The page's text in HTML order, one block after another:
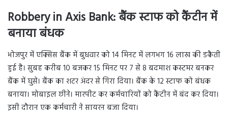
Robbery in Axis Bank: बैंक स्टाफ को कैंटीन में
बनाया बंधक
भोजपुर में एक्सिस बैंक में बुधवार को 14 मिनट में लगभग 16 लाख की डकैती
हुई है। सुबह करीब 10 बजकर 15 मिनट पर 7 से 8 बदमाश कस्टमर बनकर
बैंक में घुसे। बैंक का शटर अंदर से गिरा दिया। बैंक के 12 स्टाफ को बंधक
बनाया। मोबाइल छीने। मारपीट कर कर्मचारियों को कैंटीन में बंद कर दिया।
इसी दौरान एक कर्मचारी ने सायरन बजा दिया।